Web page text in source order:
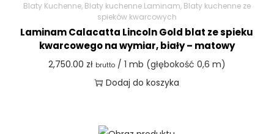
Blaty Kuchenne, Blaty kuchenne Laminam, Blaty kuchenne ze
spieków kwarcowych
Laminam Calacatta Lincoln Gold blat ze spieku
kwarcowego na wymiar, biały – matowy
2,750.00 zł brutto/ 1 mb (głębokość 0,6 m)
Dodaj do koszyka